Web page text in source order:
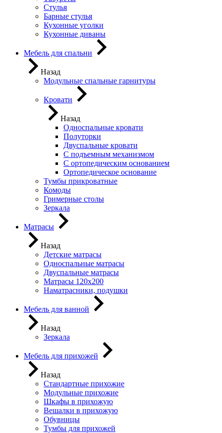
Стулья
Барные стулья
Кухонные уголки
Кухонные диваны
Мебель для спальни
Назад
Модульные спальные гарнитуры
Кровати
Назад
Односпальные кровати
Полуторки
Двуспальные кровати
С подъемным механизмом
С ортопедическим основанием
Ортопедическое основание
Тумбы прикроватные
Комоды
Гримерные столы
Зеркала
Матрасы
Назад
Детские матрасы
Односпальные матрасы
Двуспальные матрасы
Матрасы 120х200
Наматрасники, подушки
Мебель для ванной
Назад
Зеркала
Мебель для прихожей
Назад
Стандартные прихожие
Модульные прихожие
Шкафы в прихожую
Вешалки в прихожую
Обувницы
Тумбы для прихожей